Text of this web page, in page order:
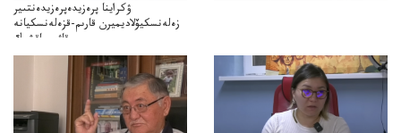
ۋكراينا پرەزيدەپرەزيدەنتىير
زەلەنسكيۆلاديميرن قارىم-قزەلەنسكيانە
قاۋىپساقشىك
كپەنلدىكقارىمتۋرالىقاتىناسىىلدىردىجانەقاۋىپسىزدىككەپىلدىكتەرىتۋرالىپىكىرءبىلدىردى